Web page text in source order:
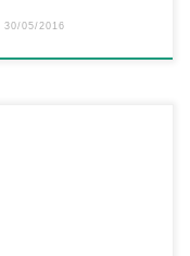
30/05/2016